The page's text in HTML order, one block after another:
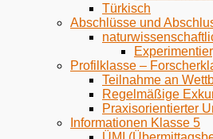
Türkisch
Abschlüsse und
Profilklasse –
Teilnahme an
Regelmäßige
Praxisorientierter
Informationen Klasse 5